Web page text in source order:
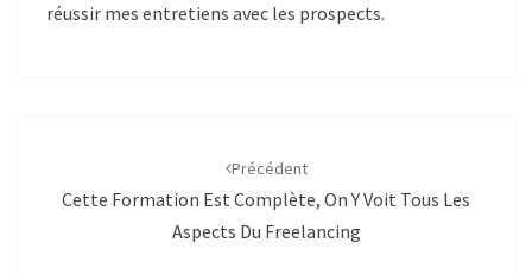
réussir mes entretiens avec les prospects.
Précédent
Cette Formation Est Complète, On Y Voit Tous Les
Aspects Du Freelancing